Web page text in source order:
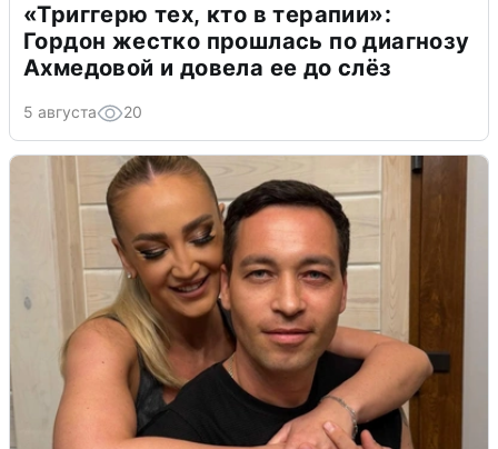
«Триггерю тех, кто в терапии»:
Гордон жестко прошлась по диагнозу
Ахмедовой и довела ее до слёз
5 августа 20